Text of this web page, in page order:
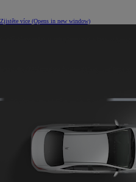
Zjistěte více (Opens in new window)